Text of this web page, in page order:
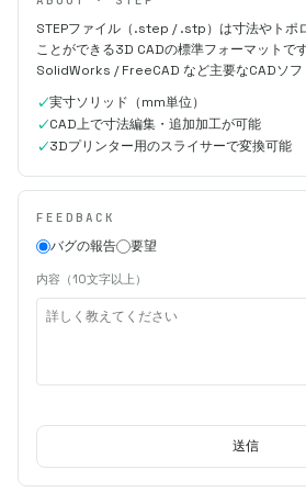
STEPファイル（.step / .stp）は寸法やトポ
ことができる3D CADの標準フォーマット
SolidWorks / FreeCAD など主要なCADソフ
実寸ソリッド（mm単位）
CAD上で寸法編集・追加加工が可能
3Dプリンター用のスライサーで変換可能
FEEDBACK
バグの報告 要望
内容（10文字以上）
送信